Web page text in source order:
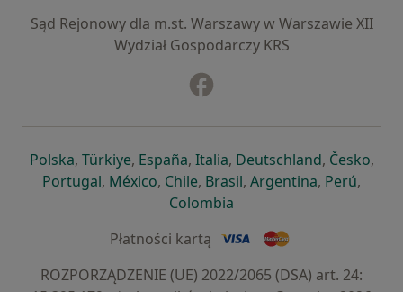
Sąd Rejonowy dla m.st. Warszawy w Warszawie XII
Wydział Gospodarczy KRS
Polskaotwiera się w nowej karcie
, Türkiyeotwiera się w nowej karcie
, Españaotwiera się w nowej karcie
, Italiaotwiera się w nowej
, Deutschlandotwiera się
, Česko,
Portugalotwiera się w nowej karcie
, Méxicootwiera się w nowej karcie
, Chileotwiera się w nowej karcie
, Brasilotwiera się w nowej
, Argentinaotwiera się
, Perú,
Colombia
Płatności kartą
ROZPORZĄDZENIE (UE) 2022/2065 (DSA) art. 24: